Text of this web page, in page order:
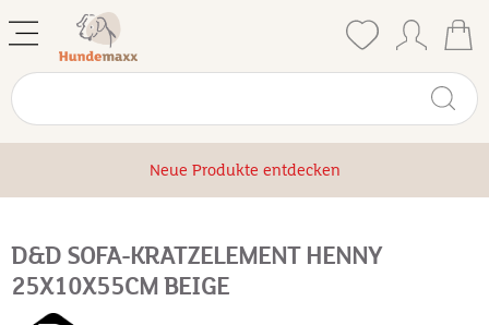
Neue Produkte entdecken
D&D SOFA-KRATZELEMENT HENNY
25X10X55CM BEIGE